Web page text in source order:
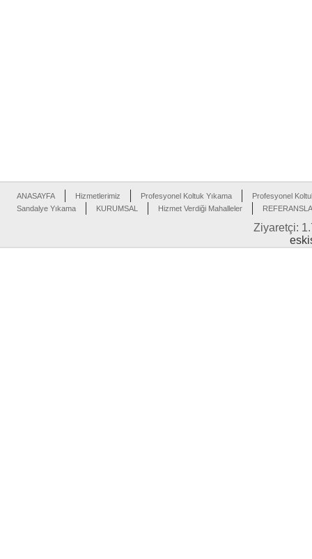
ANASAYFA Hizmetlerimiz Profesyonel Koltuk Yıkama
Profesyonel
Sandalye Yıkama
KURUMSAL Hizmet Verdiği Mahalleler
Ziyaretçi: